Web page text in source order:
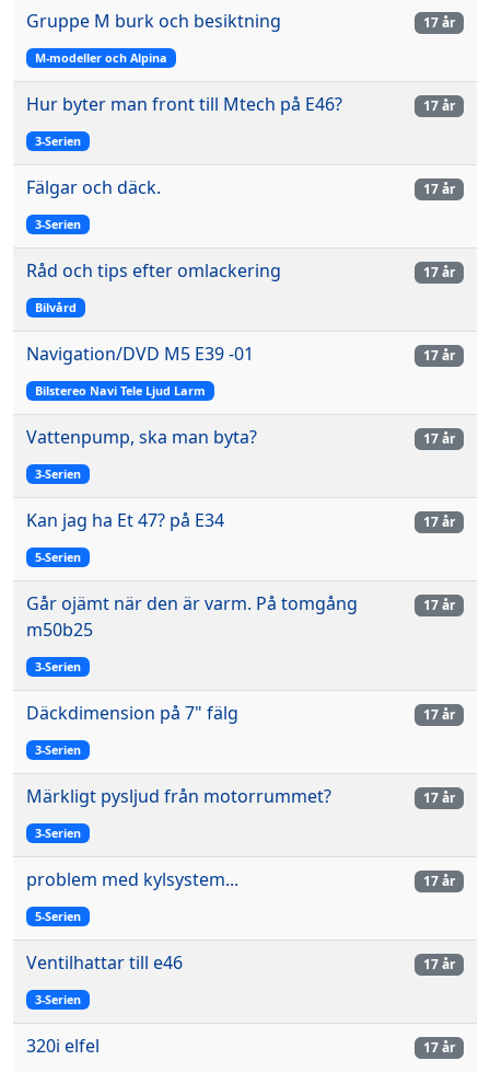
Gruppe M burk och besiktning
M-modeller och Alpina
17 år
Hur byter man front till Mtech på E46?
3-Serien
17 år
Fälgar och däck.
3-Serien
17 år
Råd och tips efter omlackering
Bilvård
17 år
Navigation/DVD M5 E39 -01
Bilstereo Navi Tele Ljud Larm
17 år
Vattenpump, ska man byta?
3-Serien
17 år
Kan jag ha Et 47? på E34
5-Serien
17 år
Går ojämt när den är varm. På tomgång
m50b25
3-Serien
17 år
Däckdimension på 7" fälg
3-Serien
17 år
Märkligt pysljud från motorrummet?
3-Serien
17 år
problem med kylsystem...
5-Serien
17 år
Ventilhattar till e46
3-Serien
17 år
320i elfel 17 år